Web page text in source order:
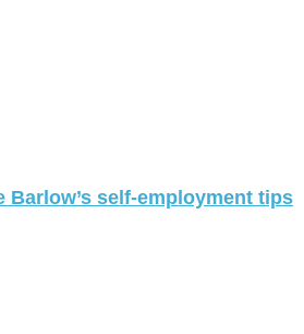
self-employment tips